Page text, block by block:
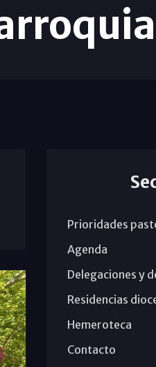
Prioridades
Agenda
Delegaciones y
Residencias
Hemeroteca
Contacto